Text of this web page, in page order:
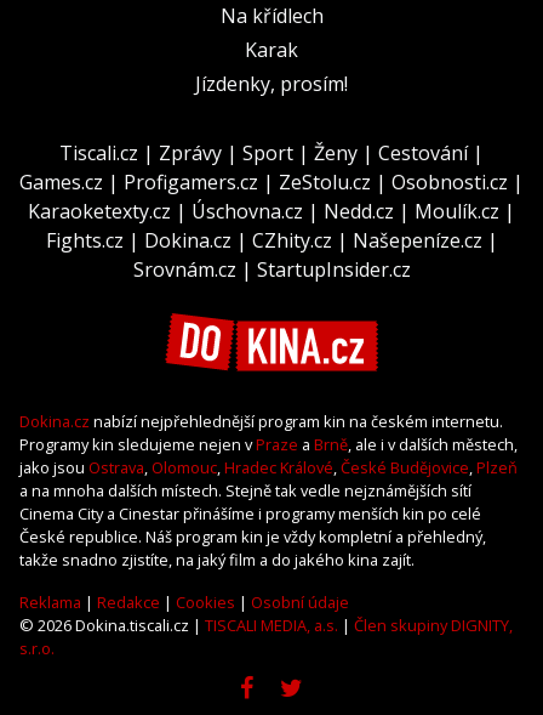
Na křídlech
Karak
Jízdenky, prosím!
Tiscali.cz | Zprávy | Sport | Ženy | Cestování|
Games.cz | Profigamers.cz | ZeStolu.cz | Osobnosti.cz |
Karaoketexty.cz | Úschovna.cz | Nedd.cz | Moulík.cz |
Fights.cz | Dokina.cz | CZhity.cz | Našepeníze.cz |
Srovnám.cz | StartupInsider.cz
Dokina.cz nabízí nejpřehlednější program kin na českém internetu.
Programy kin sledujeme nejen vPraze a Brně, ale i v dalších městech,
jako jsou Ostrava, Olomouc,Hradec Králové,České Budějovice,Plzeň
a na mnoha dalších místech. Stejně tak vedle nejznámějších sítí
Cinema City a Cinestar přinášíme i programy menších kin po celé
České republice. Náš program kin je vždy kompletní a přehledný,
takže snadno zjistíte, na jaký film a do jakého kina zajít.
Reklama | Redakce | Cookies | Osobní údaje
© 2026 Dokina.tiscali.cz | TISCALI MEDIA, a.s. | Člen skupiny DIGNITY,
s.r.o.